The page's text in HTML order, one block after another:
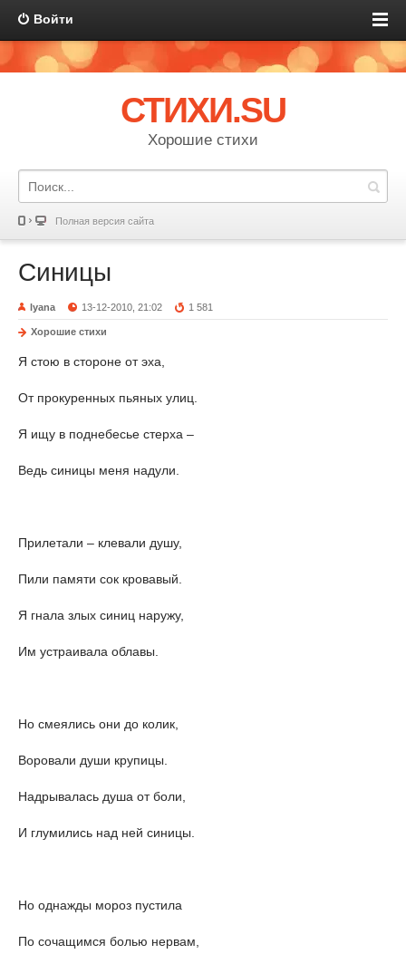
Войти
СТИХИ.SU
Хорошие стихи
Полная версия сайта
Синицы
lyana 13-12-2010, 21:02 1 581
Хорошие стихи
Я стою в стороне от эха,
От прокуренных пьяных улиц.
Я ищу в поднебесье стерха –
Ведь синицы меня надули.
Прилетали – клевали душу,
Пили памяти сок кровавый.
Я гнала злых синиц наружу,
Им устраивала облавы.
Но смеялись они до колик,
Воровали души крупицы.
Надрывалась душа от боли,
И глумились над ней синицы.
Но однажды мороз пустила
По сочащимся болью нервам,